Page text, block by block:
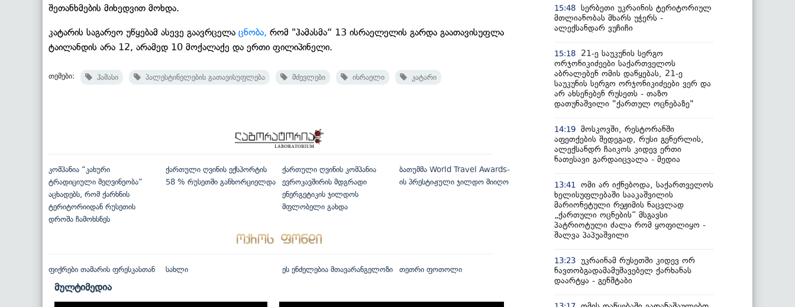
შეთანხმების მიხედვით მოხდა.
კატარის საგარეო უწყებამ ასევე გაავრცელა ცნობა, რომ "ჰამასმა“ 13 ისრაელელის გარდა გაათავისუფლა
ტაილანდის არა 12, არამედ 10 მოქალაქე და ერთი ფილიპინელი.
თემები: ჰამასი პალესტინელების გათავისუფლება მძევლები ისრაელი კატარი
კომპანია “კახური
ტრადიციული მეღვინეობა”
აცხადებს, რომ ქარხნის
ტერიტორიიდან რუსეთის
დროშა ჩამოხსნეს
ქართული ღვინის ექსპორტის
58 % რუსეთში განხორციელდა
ქართული ღვინის კომპანია
ევროკავშირის მდგრადი
ენერგეტიკის ჯილდოს
მფლობელი გახდა
ბათუმმა World Travel Awards-
ის პრესტიჟული ჯილდო მიიღო
ფიქრები თამარის ფრესკასთან სახლი ეს ენძელებია მთავარანგელოზი თეთრი ფოთოლი
მულტიმედია
15:48 სერბეთი უკრაინის ტერიტორიულ
მთლიანობას მხარს უჭერს -
ალექსანდარ ვუჩიჩი
15:18
21-ე საუკუნის სერგო
ორჯონიკიძეები საქართველოს
აბრალებენ ომის დაწყებას, 21-ე
საუკუნის სერგო ორჯონიკიძეები ვერ და
არ ახსენებენ რუსეთს - თაზო
დათუნაშვილი "ქართულ ოცნებაზე"
14:19 მოსკოვში, რესტორანში
აფეთქების შედეგად, რუსი გენერლის,
ალექსანდრ ჩაიკოს კიდევ ერთი
ნათესავი გარდაიცვალა - მედია
13:41
ომი არ იქნებოდა, საქართველოს
ხელისუფლებაში სააკაშვილის
მარიონეტული რეჟიმის ნაცვლად
„ქართული ოცნების“ მსგავსი
პატრიოტული ძალა რომ ყოფილიყო -
შალვა პაპუაშვილი
13:23 უკრაინამ რუსეთში კიდევ ორ
ნავთობგადამამუშავებელ ქარხანას
დაარტყა - გენშტაბი